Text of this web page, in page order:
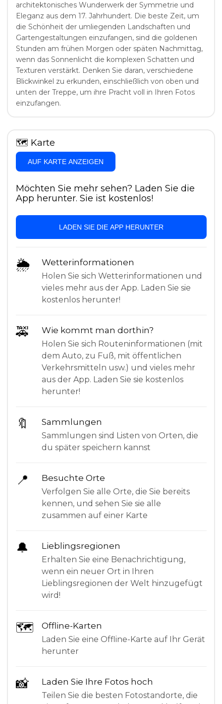
architektonisches Wunderwerk der Symmetrie und
Eleganz aus dem 17. Jahrhundert. Die beste Zeit, um
die Schönheit der umliegenden Landschaften und
Gartengestaltungen einzufangen, sind die goldenen
Stunden am frühen Morgen oder späten Nachmittag,
wenn das Sonnenlicht die komplexen Schatten und
Texturen verstärkt. Denken Sie daran, verschiedene
Blickwinkel zu erkunden, einschließlich von oben und
unten der Treppe, um ihre Pracht voll in Ihren Fotos
einzufangen.
🗺 Karte
AUF KARTE ANZEIGEN
Möchten Sie mehr sehen? Laden Sie die
App herunter. Sie ist kostenlos!
LADEN SIE DIE APP HERUNTER
🌦 Wetterinformationen
Holen Sie sich Wetterinformationen und
vieles mehr aus der App. Laden Sie sie
kostenlos herunter!
🚕 Wie kommt man dorthin?
Holen Sie sich Routeninformationen (mit
dem Auto, zu Fuß, mit öffentlichen
Verkehrsmitteln usw.) und vieles mehr
aus der App. Laden Sie sie kostenlos
herunter!
🔖 Sammlungen
Sammlungen sind Listen von Orten, die
du später speichern kannst
📍 Besuchte Orte
Verfolgen Sie alle Orte, die Sie bereits
kennen, und sehen Sie sie alle
zusammen auf einer Karte
🔔 Lieblingsregionen
Erhalten Sie eine Benachrichtigung,
wenn ein neuer Ort in Ihren
Lieblingsregionen der Welt hinzugefügt
wird!
🗺 Offline-Karten
Laden Sie eine Offline-Karte auf Ihr Gerät
herunter
📸 Laden Sie Ihre Fotos hoch
Teilen Sie die besten Fotostandorte, die